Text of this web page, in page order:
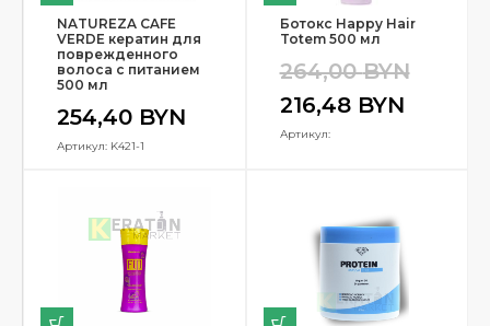
NATUREZA CAFE
VERDE кератин для
поврежденного
волоса с питанием
500 мл
254,40 BYN
Артикул: K421-1
Ботокс Happy Hair
Totem 500 мл
264,00BYN
216,48 BYN
Артикул: